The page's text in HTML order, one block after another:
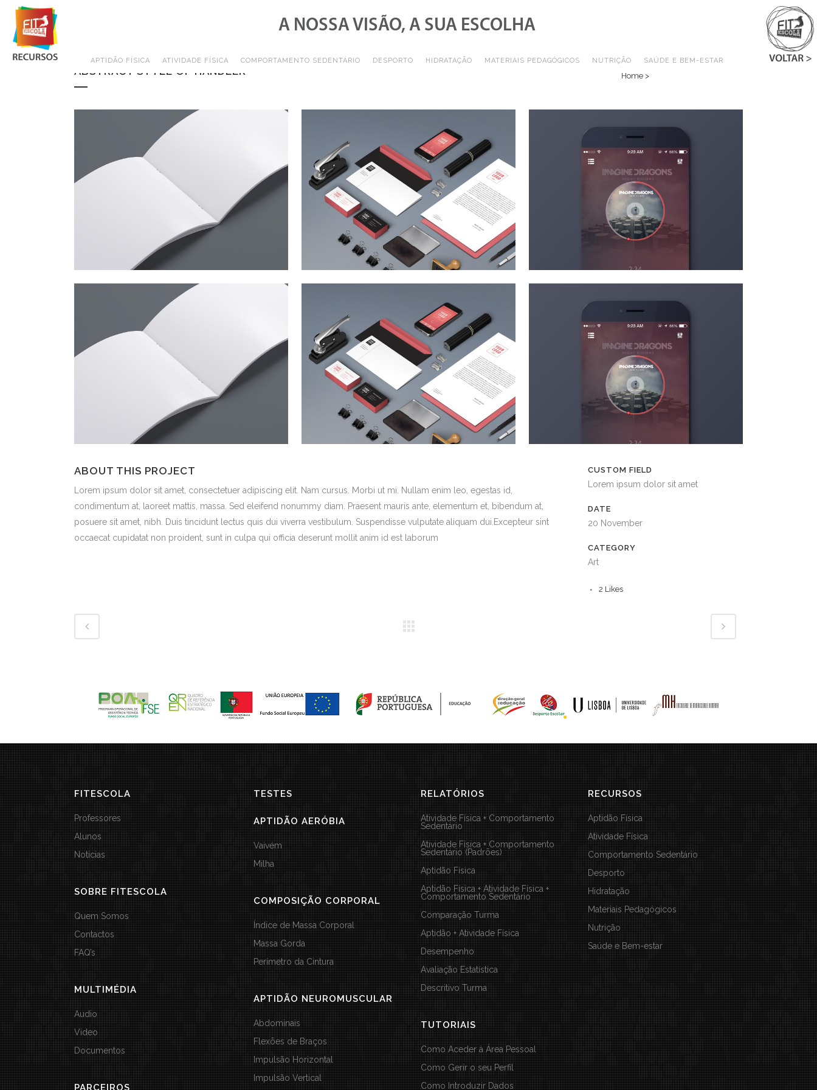
A NOSSA VISÃO, A SUA ESCOLHA
APTIDÃO FÍSICA ATIVIDADE FÍSICA COMPORTAMENTO SEDENTÁRIO DESPORTO HIDRATAÇÃO MATERIAIS PEDAGÓGICOS NUTRIÇÃO SAÚDE E BEM-ESTAR
ABSTRACT STYLE OF HANDLER Home >
ABOUT THIS PROJECT
Lorem ipsum dolor sit amet, consectetuer adipiscing elit. Nam cursus. Morbi ut mi. Nullam enim leo, egestas id,
condimentum at, laoreet mattis, massa. Sed eleifend nonummy diam. Praesent mauris ante, elementum et, bibendum at,
posuere sit amet, nibh. Duis tincidunt lectus quis dui viverra vestibulum. Suspendisse vulputate aliquam dui.Excepteur sint
occaecat cupidatat non proident, sunt in culpa qui officia deserunt mollit anim id est laborum
CUSTOM FIELD
Lorem ipsum dolor sit amet
DATE
20 November
CATEGORY
Art
2 Likes
FITESCOLA
Professores
Alunos
Noticias
SOBRE FITESCOLA
Quem Somos
Contactos
FAQ’s
MULTIMÉDIA
Audio
Video
Documentos
PARCEIROS
TESTES
APTIDÃO AERÓBIA
Vaivém
Milha
COMPOSIÇÃO CORPORAL
Índice de Massa Corporal
Massa Gorda
Perímetro da Cintura
APTIDÃO NEUROMUSCULAR
Abdominais
Flexões de Braços
Impulsão Horizontal
Impulsão Vertical
RELATÓRIOS
Atividade Física + Comportamento
Sedentário
Atividade Física + Comportamento
Sedentário (Padrões)
Aptidão Física
Aptidão Física + Atividade Física +
Comportamento Sedentário
Comparação Turma
Aptidão + Atividade Física
Desempenho
Avaliação Estatística
Descritivo Turma
TUTORIAIS
Como Aceder à Área Pessoal
Como Gerir o seu Perfil
Como Introduzir Dados
RECURSOS
Aptidão Física
Atividade Física
Comportamento Sedentário
Desporto
Hidratação
Materiais Pedagógicos
Nutrição
Saúde e Bem-estar